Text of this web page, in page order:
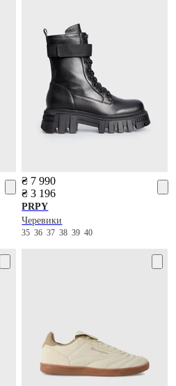
₴ 7 990
₴ 3 196
PRPY
Черевики
353637383940